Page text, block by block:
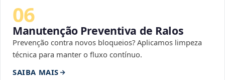
06
Manutenção Preventiva de Ralos
Prevenção contra novos bloqueios? Aplicamos limpeza
técnica para manter o fluxo contínuo.
SAIBA MAIS